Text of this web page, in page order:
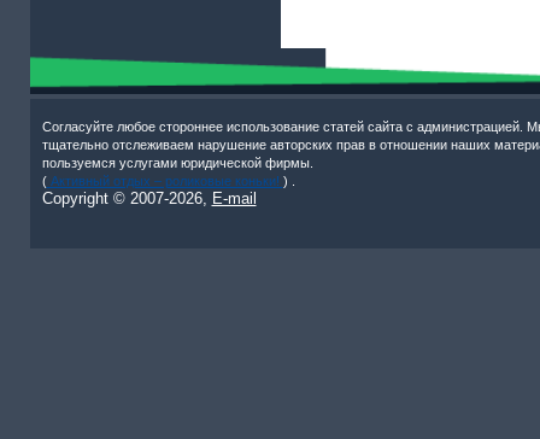
Согласуйте любое стороннее использование статей сайта с администрацией.
тщательно отслеживаем нарушение авторских прав в отношении наших
пользуемся услугами юридической фирмы.
(Активный отдых – роликовые коньки! ) .
Copyright © 2007-2026, E-mail